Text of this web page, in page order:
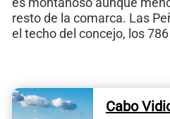
resto de la comarca. Las
el techo del concejo, los
Cabo